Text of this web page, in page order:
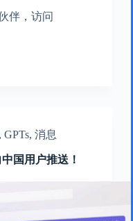
伴，访问
GPTs, 消息
国用户推送！